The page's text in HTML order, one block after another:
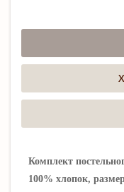
Комплект
100% хлопок,